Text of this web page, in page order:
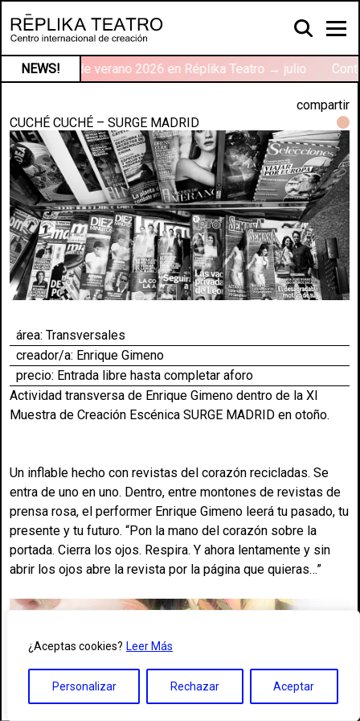
¿Aceptas cookies? Leer Más
Personalizar Rechazar Aceptar
NEWS!
Talleres de verano 2026 en Réplika Teatro → julio
compartir
CUCHÉ CUCHÉ – SURGE MADRID
área: Transversales
creador/a: Enrique Gimeno
precio: Entrada libre hasta completar aforo
Actividad transversa de Enrique Gimeno dentro de la XI
Muestra de Creación Escénica SURGE MADRID en otoño.
Un inflable hecho con revistas del corazón recicladas. Se
entra de uno en uno. Dentro, entre montones de revistas de
prensa rosa, el performer Enrique Gimeno leerá tu pasado, tu
presente y tu futuro. “Pon la mano del corazón sobre la
portada. Cierra los ojos. Respira. Y ahora lentamente y sin
abrir los ojos abre la revista por la página que quieras…”